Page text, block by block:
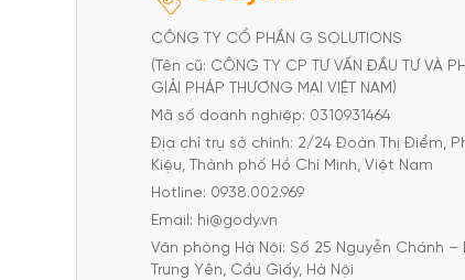
CÔNG TY CỔ PHẦN G SOLUTIONS
(Tên cũ: CÔNG TY CP TƯ VẤN ĐẦU TƯ VÀ
GIẢI PHÁP THƯƠNG MẠI VIỆT NAM)
Mã số doanh nghiệp: 0310931464
Địa chỉ trụ sở chính: 2/24 Đoàn Thị Điểm,
Kiệu, Thành phố Hồ Chí Minh, Việt Nam
Hotline: 0938.002.969
Email: hi@gody.vn
Văn phòng Hà Nội: Số 25 Nguyễn Chánh –
Trung Yên, Cầu Giấy, Hà Nội